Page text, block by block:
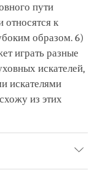
пути
относятся к
образом. 6)
играть разные
искателей,
искателями
из этих